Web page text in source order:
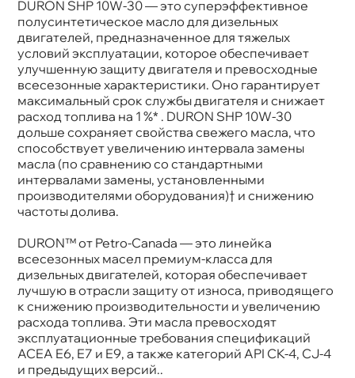
DURON SHP 10W-30 — это суперэффективное
полусинтетическое масло для дизельных
двигателей, предназначенное для тяжелых
условий эксплуатации, которое обеспечивает
улучшенную защиту двигателя и превосходные
сесезонные характеристики. Оно гарантирует
максимальный срок службы двигателя и снижает
расход топлива на 1 %* . DURON SHP 10W-30
дольше сохраняет свойства свежего масла, что
способствует увеличению интервала замены
масла (по сравнению со стандартными
интервалами замены, установленными
производителями оборудования)† и снижению
частоты долива.
DURON™ от Petro-Canada — это линейка
сесезонных масел премиум-класса для
дизельных двигателей, которая обеспечивает
лучшую в отрасли защиту от износа, приводящего
к снижению производительности и увеличению
расхода топлива. Эти масла превосходят
эксплуатационные требования спецификаций
ACEA E6, E7 и E9, а также категорий API CK-4, CJ-4
и предыдущих версий..
язкость
10W-30
PETRO-CANADA
Объем
20л
Артикул
PCHDEOSS13PL20
Применение
Двигатель
Страна
производства
Канада